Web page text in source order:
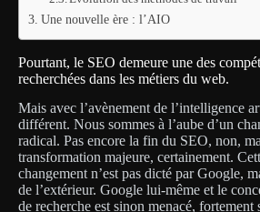
Une nouvelle ère : l’AIO
Pourtant, le SEO demeure une des
recherchées dans les métiers du web.
Mais avec l’avènement de l’intelligence
différent. Nous sommes à l’aube d’un
radical. Pas encore la fin du SEO, non,
transformation majeure, certainement.
changement n’est pas dicté par Google,
de l’extérieur. Google lui-même et le
de recherche est sinon menacé, fortement